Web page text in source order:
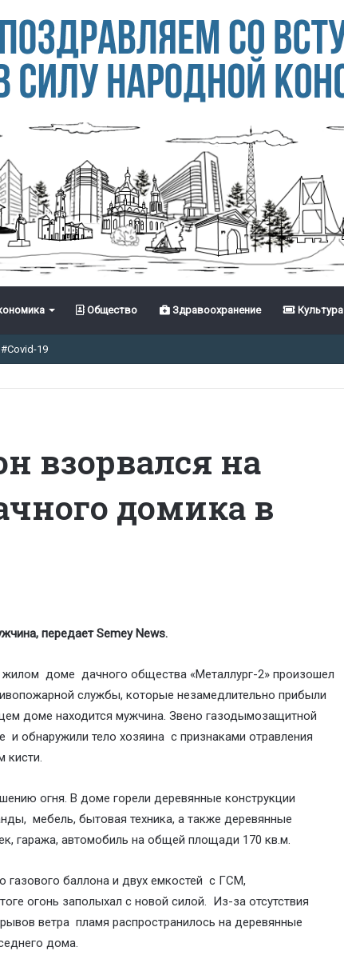
Общество Здравоохранение Культура
#Covid-19
взорвался на
домика в
передает Semey News.
доме дачного общества «Металлург-2» произошел
службы, которые незамедлительно прибыли
доме находится мужчина. Звено газодымозащитной
обнаружили тело хозяина с признаками отравления
кисти.
огня. В доме горели деревянные конструкции
мебель, бытовая техника, а также деревянные
гаража, автомобиль на общей площади 170 кв.м.
баллона и двух емкостей с ГСМ,
огонь заполыхал с новой силой. Из-за отсутствия
ветра пламя распространилось на деревянные
дома.